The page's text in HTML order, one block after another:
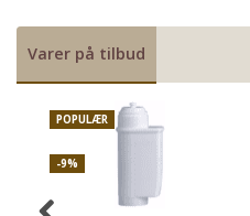
Varer på tilbud
POPULÆR
-9%
Priser fra kun 29,95